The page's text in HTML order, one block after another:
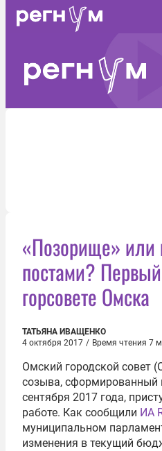
«Позорище» или
постами?
горсовете Омска
ТАТЬЯНА ИВАЩЕНКО
4 октября 2017 / Время чтения 7
Омский городской совет
созыва, сформированный
сентября 2017 года,
работе. Как сообщили ИА
муниципальном
изменения в текущий